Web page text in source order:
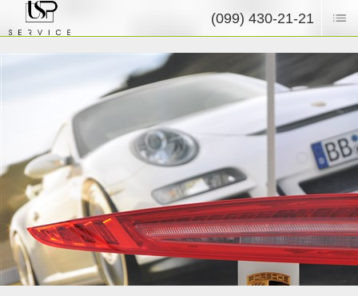
(099) 430-21-21